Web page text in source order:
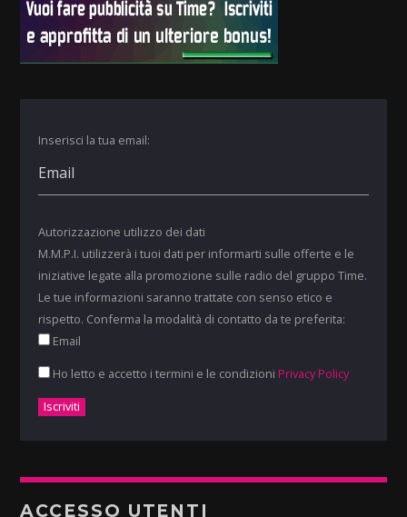
Inserisci la tua email:
Autorizzazione utilizzo dei dati
M.M.P.I. utilizzerà i tuoi dati per informarti sulle offerte e le
iniziative legate alla promozione sulle radio del gruppo Time.
Le tue informazioni saranno trattate con senso etico e
rispetto. Conferma la modalità di contatto da te preferita:
Email
Ho letto e accetto i termini e le condizioni Privacy Policy
ACCESSO UTENTI